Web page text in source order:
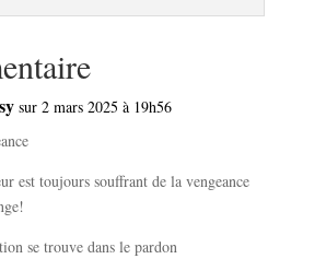
sur 2 mars 2025 à 19h56
est toujours souffrant de la vengeance
se trouve dans le pardon